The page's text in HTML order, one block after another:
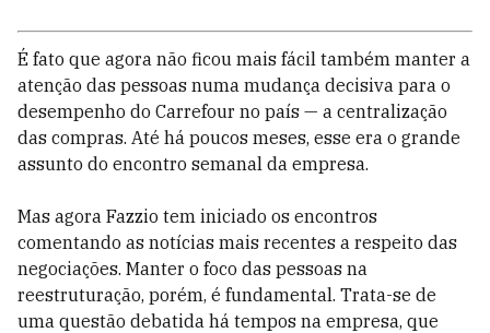
É fato que agora não ficou mais fácil também manter a
atenção das pessoas numa mudança decisiva para o
desempenho do Carrefour no país — a centralização
das compras. Até há poucos meses, esse era o grande
assunto do encontro semanal da empresa.
Mas agora Fazzio tem iniciado os encontros
comentando as notícias mais recentes a respeito das
negociações. Manter o foco das pessoas na
reestruturação, porém, é fundamental. Trata-se de
uma questão debatida há tempos na empresa, que